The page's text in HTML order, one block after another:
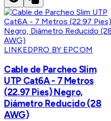
LINKEDPRO BY EPCOM
Cable de Parcheo Slim
UTP Cat6A - 7 Metros
(22.97 Pies) Negro,
Diámetro Reducido (28
AWG)